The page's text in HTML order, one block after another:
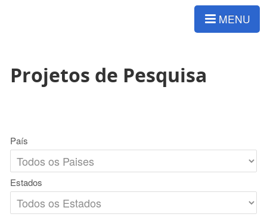
MENU
Projetos de Pesquisa
País
Estados